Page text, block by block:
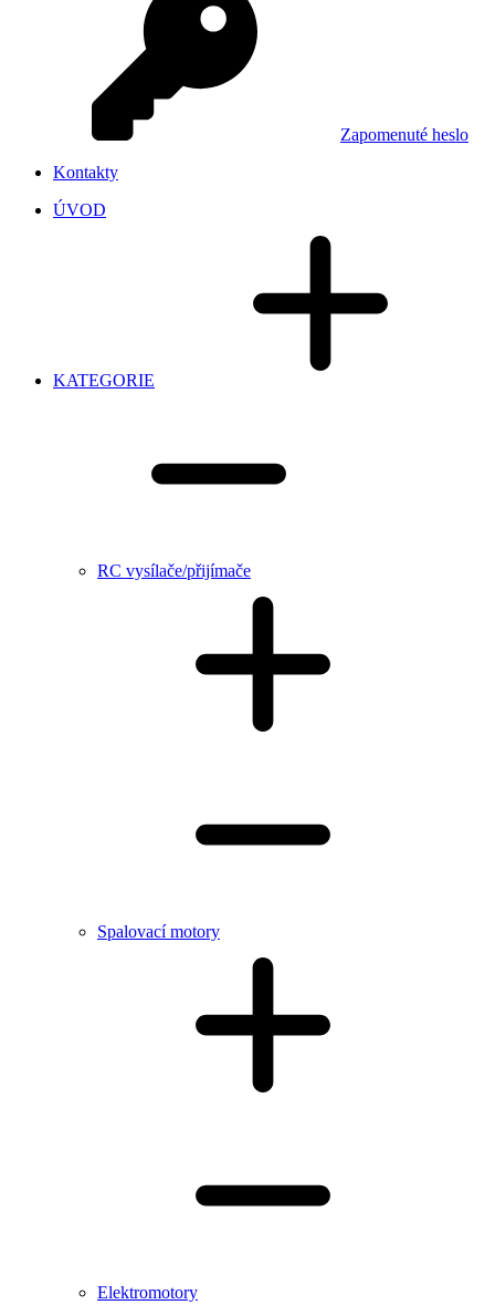
Zapomenuté heslo
Kontakty
ÚVOD
KATEGORIE
RC vysílače/přijímače
Spalovací motory
Elektromotory